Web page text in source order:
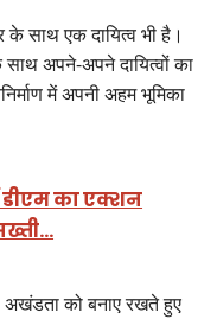
साथ एक दायित्व भी है।
साथ अपने-अपने दायित्वों का
में अपनी अहम भूमिका
का एक्शन
अखंडता को बनाए रखते हुए